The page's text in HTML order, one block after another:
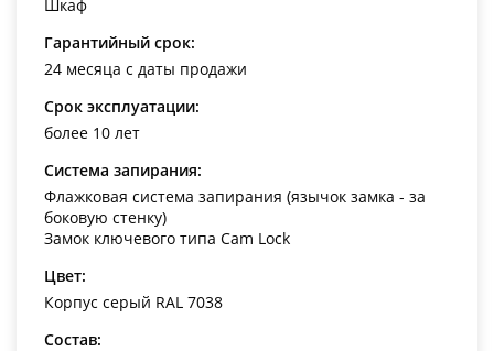
Шкаф
Гарантийный срок:
24 месяца с даты продажи
Срок эксплуатации:
более 10 лет
Система запирания:
Флажковая система запирания (язычок замка - за
боковую стенку)
Замок ключевого типа Cam Lock
Цвет:
Корпус серый RAL 7038
Состав: